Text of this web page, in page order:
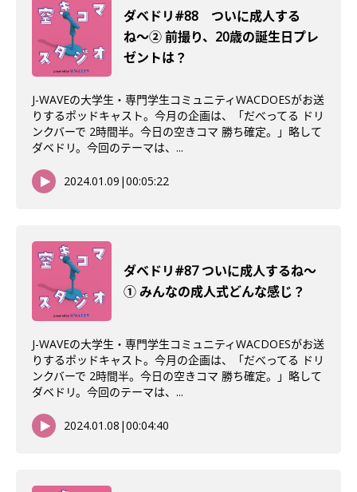
ダベドリ#88 ついに成人する
ね〜② 前撮り、20歳の誕生日プレ
ゼントは？
J-WAVEの大学生・専門学生コミュニティWACDOESがお送
りするポッドキャスト。今月の企画は、「だべってる ドリ
ンクバーで 2時間半。今日の空きコマ 勝ち確定。」略して
ダベドリ。今回のテーマは、...
2024.01.09 |00:05:22
ダベドリ#87 ついに成人するね〜
① みんなの成人式どんな感じ？
J-WAVEの大学生・専門学生コミュニティWACDOESがお送
りするポッドキャスト。今月の企画は、「だべってる ドリ
ンクバーで 2時間半。今日の空きコマ 勝ち確定。」略して
ダベドリ。今回のテーマは、...
2024.01.08 |00:04:40